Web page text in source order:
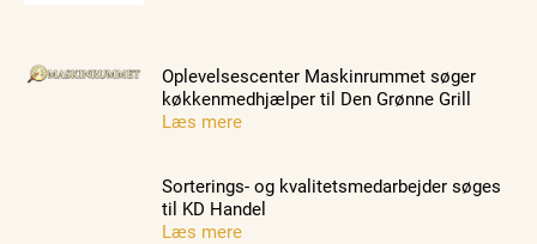
Oplevelsescenter Maskinrummet søger
køkkenmedhjælper til Den Grønne Grill
Læs mere
Sorterings- og kvalitetsmedarbejder søges
til KD Handel
Læs mere